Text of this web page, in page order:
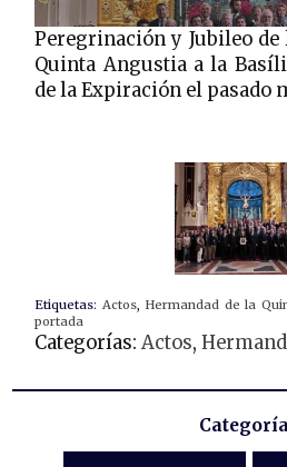
Peregrinación y Jubileo de
Quinta Angustia a la
de la Expiración el pasado
Etiquetas: Actos, Hermandad de la
portada
Categorías:Actos,